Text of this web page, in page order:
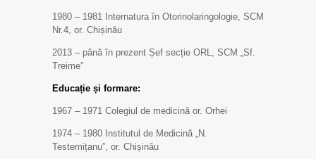
1980 – 1981 Internatura în Otorinolaringologie, SCM
Nr.4, or. Chișinău
2013 – până în prezent Șef secție ORL, SCM „Sf.
Treime”
Educație și formare:
1967 – 1971 Colegiul de medicină or. Orhei
1974 – 1980 Institutul de Medicină „N.
Testemițanu”, or. Chișinău